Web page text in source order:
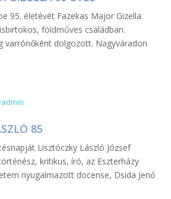
95. életévét Fazekas Major Gizella.
földműves családban.
varrónőként dolgozott. Nagyváradon
85
Lisztóczky László József
kritikus, író, az Eszterházy
nyugalmazott docense, Dsida Jenő